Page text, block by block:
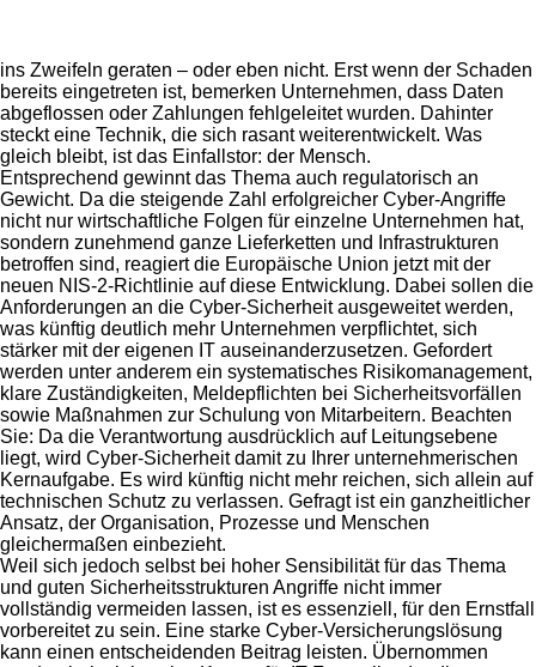
ins Zweifeln geraten – oder eben nicht. Erst wenn der Schaden
bereits eingetreten ist, bemerken Unternehmen, dass Daten
abgeflossen oder Zahlungen fehlgeleitet wurden. Dahinter
steckt eine Technik, die sich rasant weiterentwickelt. Was
gleich bleibt, ist das Einfallstor: der Mensch.
Entsprechend gewinnt das Thema auch regulatorisch an
Gewicht. Da die steigende Zahl erfolgreicher Cyber-Angriffe
nicht nur wirtschaftliche Folgen für einzelne Unternehmen hat,
sondern zunehmend ganze Lieferketten und Infrastrukturen
betroffen sind, reagiert die Europäische Union jetzt mit der
neuen NIS-2-Richtlinie auf diese Entwicklung. Dabei sollen die
Anforderungen an die Cyber-Sicherheit ausgeweitet werden,
was künftig deutlich mehr Unternehmen verpflichtet, sich
stärker mit der eigenen IT auseinanderzusetzen. Gefordert
werden unter anderem ein systematisches Risikomanagement,
klare Zuständigkeiten, Meldepflichten bei Sicherheitsvorfällen
sowie Maßnahmen zur Schulung von Mitarbeitern. Beachten
Sie: Da die Verantwortung ausdrücklich auf Leitungsebene
liegt, wird Cyber-Sicherheit damit zu Ihrer unternehmerischen
Kernaufgabe. Es wird künftig nicht mehr reichen, sich allein auf
technischen Schutz zu verlassen. Gefragt ist ein ganzheitlicher
Ansatz, der Organisation, Prozesse und Menschen
gleichermaßen einbezieht.
Weil sich jedoch selbst bei hoher Sensibilität für das Thema
und guten Sicherheitsstrukturen Angriffe nicht immer
vollständig vermeiden lassen, ist es essenziell, für den Ernstfall
vorbereitet zu sein. Eine starke Cyber-Versicherungslösung
kann einen entscheidenden Beitrag leisten. Übernommen